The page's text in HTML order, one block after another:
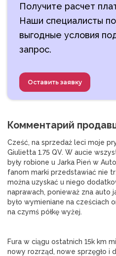
Получите расчет
Наши специалисты
выгодные условия
запрос.
Оставить заявку
Комментарий
Cześć, na sprzedaż leci moje
Giulietta 1.75 QV. W aucie
były robione u Jarka Pień w
fanom marki przedstawiać nie
można uzyskać u niego
naprawach, ponieważ zna auto
było wymieniane na cześciach
na czymś półkę wyżej.
Fura w ciągu ostatnich 15k km
nowy rozrząd, nowe sprzęgło i